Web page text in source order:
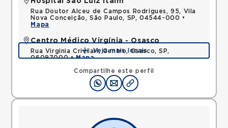
Compartilhe este perfil
Rua Doutor Alceu de Campos Rodrigues, 95, Vila
Nova Conceição, São Paulo, SP, 04544-000 •
Mapa
Centro Médico Virgínia - Osasco
Rua Virginia Crivilari, Centro, Osasco, SP,
06097000 •Mapa
Veja mais locais